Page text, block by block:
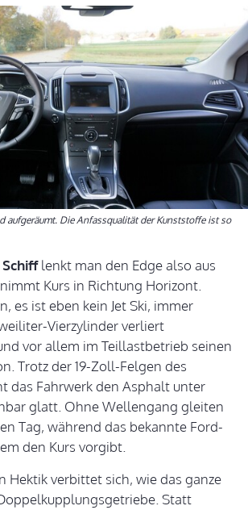
aufgeräumt. Die Anfassqualität der Kunststoffe ist so
lenkt man den Edge also aus
Kurs in Richtung Horizont.
es ist eben kein Jet Ski, immer
Vierzylinder verliert
vor allem im Teillastbetrieb seinen
Trotz der 19-Zoll-Felgen des
das Fahrwerk den Asphalt unter
glatt. Ohne Wellengang gleiten
Tag, während das bekannte Ford-
den Kurs vorgibt.
Hektik verbittet sich, wie das ganze
Statt